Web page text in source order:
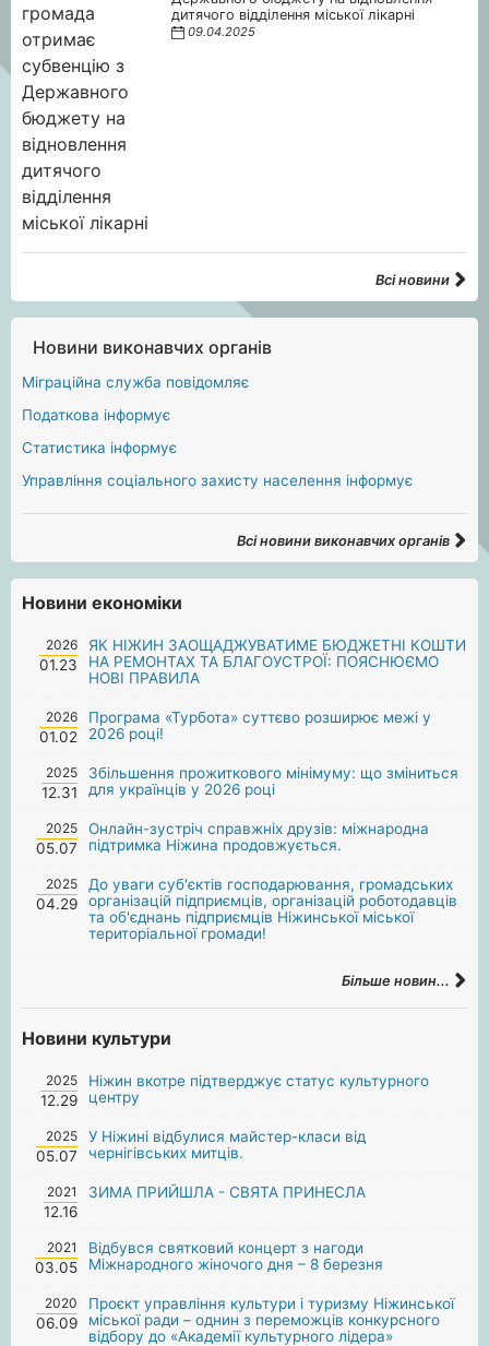
дитячого відділення міської лікарні
09.04.2025
Всі новини
Новини виконавчих органів
Міграційна служба повідомляє
Податкова інформує
Статистика інформує
Управління соціального захисту населення інформує
Всі новини виконавчих органів
Новини економіки
2026
01.23
ЯК НІЖИН ЗАОЩАДЖУВАТИМЕ БЮДЖЕТНІ КОШТИ
НА РЕМОНТАХ ТА БЛАГОУСТРОЇ: ПОЯСНЮЄМО
НОВІ ПРАВИЛА
2026
01.02
Програма «Турбота» суттєво розширює межі у
2026 році!
2025
12.31
Збільшення прожиткового мінімуму: що зміниться
для українців у 2026 році
2025
05.07
Онлайн-зустріч справжніх друзів: міжнародна
підтримка Ніжина продовжується.
2025
04.29
До уваги суб'єктів господарювання, громадських
організацій підприємців, організацій роботодавців
та об'єднань підприємців Ніжинської міської
територіальної громади!
Більше новин...
Новини культури
2025
12.29
Ніжин вкотре підтверджує статус культурного
центру
2025
05.07
У Ніжині відбулися майстер-класи від
чернігівських митців.
2021
12.16
ЗИМА ПРИЙШЛА - СВЯТА ПРИНЕСЛА
2021
03.05
Відбувся святковий концерт з нагоди
Міжнародного жіночого дня – 8 березня
2020
06.09
Проєкт управління культури і туризму Ніжинської
міської ради – однин з переможців конкурсного
відбору до «Академії культурного лідера»